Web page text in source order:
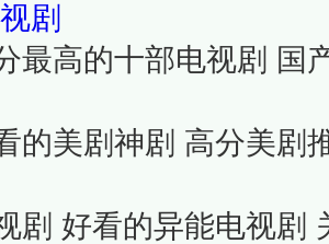
剧
最高的十部电视剧 国
的美剧神剧 高分美剧
剧 好看的异能电视剧